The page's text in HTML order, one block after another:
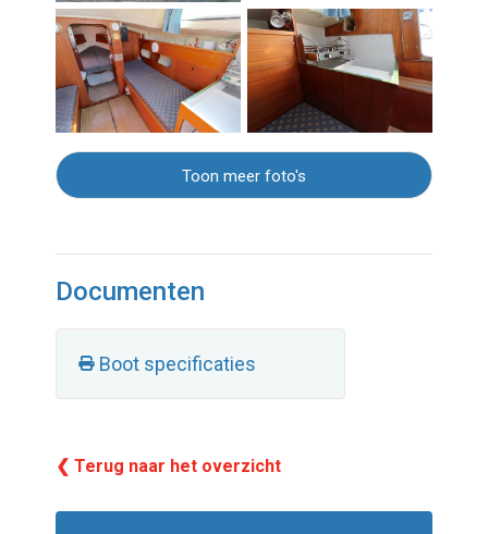
Toon meer foto's
Documenten
Boot specificaties
❮ Terug naar het overzicht